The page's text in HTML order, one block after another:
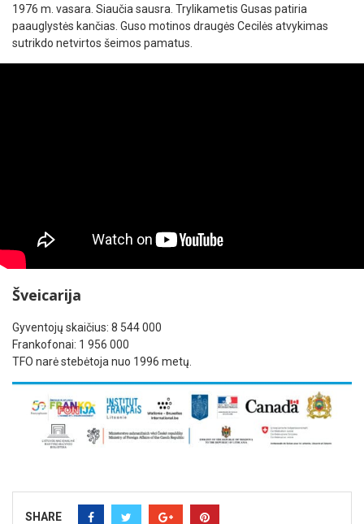
1976 m. vasara. Siaučia sausra. Trylikametis Gusas patiria
paauglystės kančias. Guso motinos draugės Cecilės atvykimas
sutrikdo netvirtos šeimos pamatus.
Šveicarija
Gyventojų skaičius: 8 544 000
Frankofonai: 1 956 000
TFO narė stebėtoja nuo 1996 metų.
SHARE